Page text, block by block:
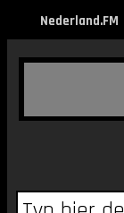
Nederland.FM